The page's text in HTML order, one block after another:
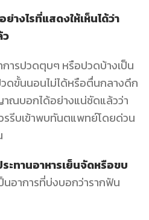
างไรที่แสดงให้เห็นได้ว่า
การปวดตุบๆ หรือปวดบ้างเป็น
ดขั้นนอนไม่ได้หรือตื่นกลางดึก
ณบอกได้อย่างแน่ชัดแล้วว่า
รีบเข้าพบทันตแพทย์โดยด่วน
ะทานอาหารเย็นจัดหรือขบ
นอาการที่บ่งบอกว่ารากฟัน